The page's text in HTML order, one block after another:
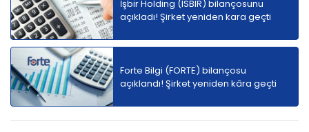
İşbir Holding (ISBIR) bilançosunu
açıkladı! Şirket yeniden kara geçti
Forte Bilgi (FORTE) bilançosu
açıklandı! Şirket yeniden kâra geçti